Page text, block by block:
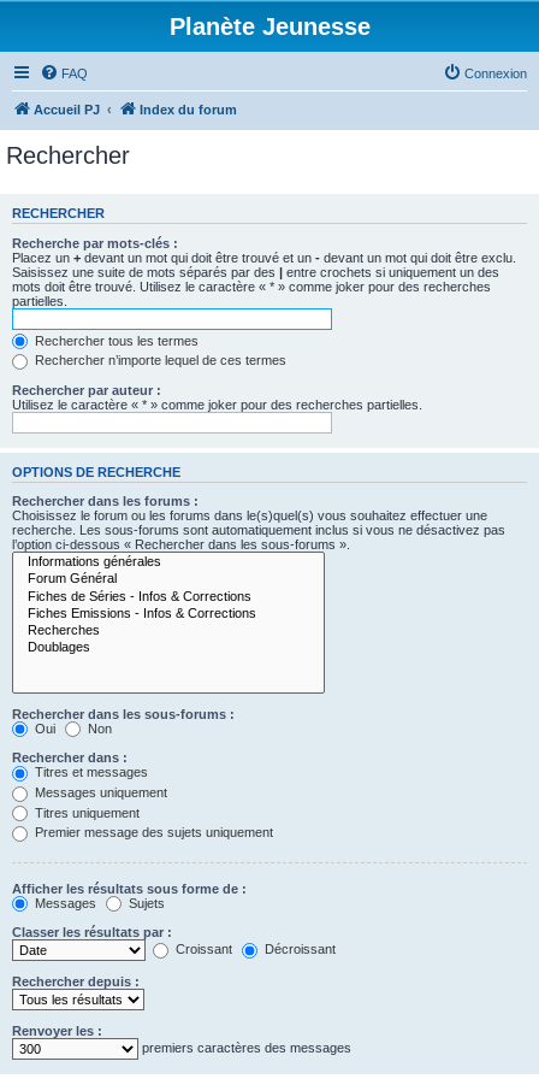
Planète Jeunesse
FAQ Connexion
Accueil PJ Index du forum
Rechercher
RECHERCHER
Recherche par mots-clés :
Placez un + devant un mot qui doit être trouvé et un - devant un mot qui doit être exclu.
Saisissez une suite de mots séparés par des | entre crochets si uniquement un des
mots doit être trouvé. Utilisez le caractère « * » comme joker pour des recherches
partielles.
Rechercher tous les termes
Rechercher n’importe lequel de ces termes
Rechercher par auteur :
Utilisez le caractère « * » comme joker pour des recherches partielles.
OPTIONS DE RECHERCHE
Rechercher dans les forums :
Choisissez le forum ou les forums dans le(s)quel(s) vous souhaitez effectuer une
recherche. Les sous-forums sont automatiquement inclus si vous ne désactivez pas
l’option ci-dessous « Rechercher dans les sous-forums ».
Rechercher dans les sous-forums :
Oui
Non
Rechercher dans :
Titres et messages
Messages uniquement
Titres uniquement
Premier message des sujets uniquement
Afficher les résultats sous forme de :
Messages
Sujets
Classer les résultats par :
Croissant
Décroissant
Rechercher depuis :
Renvoyer les :
premiers caractères des messages